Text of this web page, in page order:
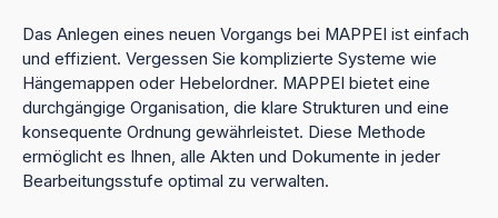
Das Anlegen eines neuen Vorgangs bei MAPPEI ist einfach
und effizient. Vergessen Sie komplizierte Systeme wie
Hängemappen oder Hebelordner. MAPPEI bietet eine
durchgängige Organisation, die klare Strukturen und eine
konsequente Ordnung gewährleistet. Diese Methode
ermöglicht es Ihnen, alle Akten und Dokumente in jeder
Bearbeitungsstufe optimal zu verwalten.